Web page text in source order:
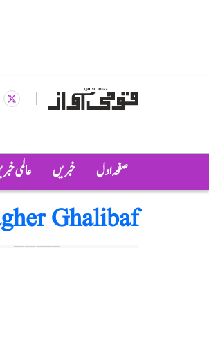
صفحہ اول خبریں عالمی
Ghalibaf